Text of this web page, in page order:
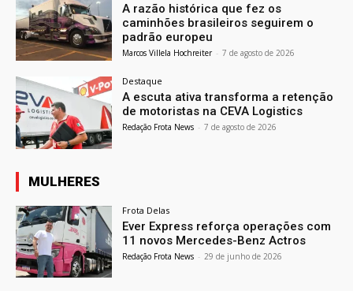
A razão histórica que fez os
caminhões brasileiros seguirem o
padrão europeu
Marcos Villela Hochreiter - 7 de agosto de 2026
Destaque
A escuta ativa transforma a retenção
de motoristas na CEVA Logistics
Redação Frota News - 7 de agosto de 2026
MULHERES
Frota Delas
Ever Express reforça operações com
11 novos Mercedes-Benz Actros
Redação Frota News - 29 de junho de 2026